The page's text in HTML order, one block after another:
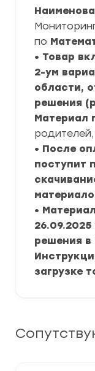
по
• Товар
2-ум
области,
решения
Материал
• После
поступит
•
решения в
загрузке